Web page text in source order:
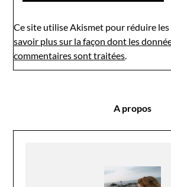
Ce site utilise Akismet pour réduire
savoir plus sur la façon dont les
commentaires sont traitées.
A propos